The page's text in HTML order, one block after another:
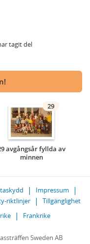
tagit del
29
avgångsår fyllda av
minnen
Impressum
riktlinjer
Tillgänglighet
Frankrike
Sweden AB